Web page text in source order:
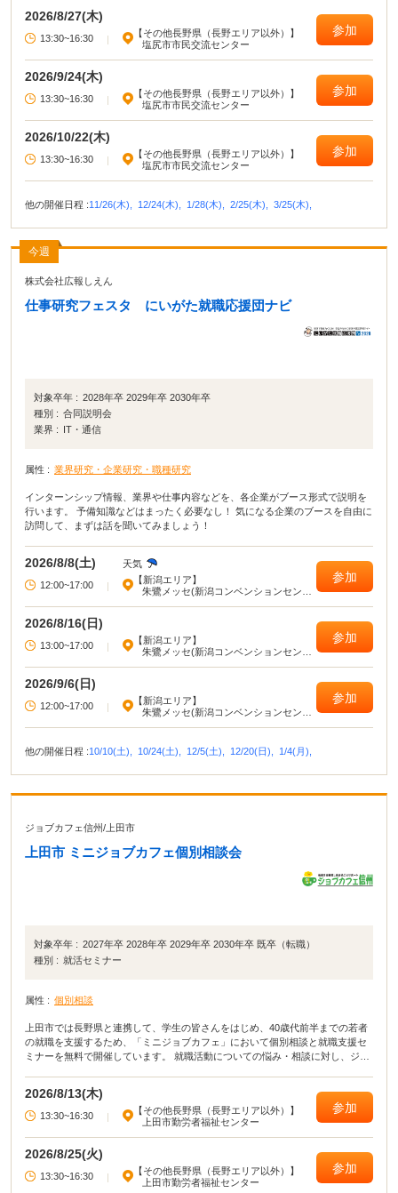
2026/8/27(木)
13:30~16:30 |
【その他長野県（長野エリア以外）】
塩尻市市民交流センター
参加
2026/9/24(木)
13:30~16:30 |
【その他長野県（長野エリア以外）】
塩尻市市民交流センター
参加
2026/10/22(木)
13:30~16:30 |
【その他長野県（長野エリア以外）】
塩尻市市民交流センター
参加
他の開催日程 :11/26(木), 12/24(木), 1/28(木), 2/25(木), 3/25(木),
今週
株式会社広報しえん
仕事研究フェスタ にいがた就職応援団ナビ
対象卒年 : 2028年卒 2029年卒 2030年卒
種別 : 合同説明会
業界 :
IT・通信
属性 : 業界研究・企業研究・職種研究
インターンシップ情報、業界や仕事内容などを、各企業がブース形式で説明を
行います。 予備知識などはまったく必要なし！ 気になる企業のブースを自由に
訪問して、まずは話を聞いてみましょう！
2026/8/8(土)
天気
12:00~17:00
|
【新潟エリア】
朱鷺メッセ(新潟コンベンションセンタ
参加
2026/8/16(日)
13:00~17:00 |
【新潟エリア】
朱鷺メッセ(新潟コンベンションセンタ
参加
2026/9/6(日)
12:00~17:00 |
【新潟エリア】
朱鷺メッセ(新潟コンベンションセンタ
参加
他の開催日程 :10/10(土), 10/24(土), 12/5(土), 12/20(日), 1/4(月),
ジョブカフェ信州/ 上田市
上田市 ミニジョブカフェ個別相談会
対象卒年 : 2027年卒 2028年卒 2029年卒 2030年卒 既卒（転職）
種別 : 就活セミナー
属性 : 個別相談
上田市では長野県と連携して、学生の皆さんをはじめ、40歳代前半までの若者
の就職を支援するため、「ミニジョブカフェ」において個別相談と就職支援セ
ミナーを無料で開催しています。 就職活動についての悩み・相談に対し、ジョ
します。 応募書類の添削や面接指導も行います。
2026/8/13(木)
13:30~16:30 |
【その他長野県（長野エリア以外）】
上田市勤労者福祉センター
参加
2026/8/25(火)
13:30~16:30 |
【その他長野県（長野エリア以外）】
上田市勤労者福祉センター
参加